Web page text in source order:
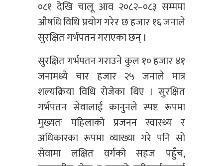
०८१ देखि चालू आव २०८२–०८३ सम्ममा
औषधि विधि प्रयोग गरेर छ हजार १६ जनाले
सुरक्षित गर्भपतन गराएका छन् ।
सुरक्षित गर्भपतन गराउने कुल १० हजार ४१
जनामध्ये चार हजार २५ जनाले मात्र
शल्यक्रिया विधि रोजेका थिए । सुरक्षित
गर्भपतन सेवालाई कानुनले स्पष्ट रूपमा
मुख्यतः महिलाको प्रजनन स्वास्थ्य र
अधिकारका रूपमा व्याख्या गरे पनि सो
सेवामा लक्षित वर्गको सहज पहुँच,